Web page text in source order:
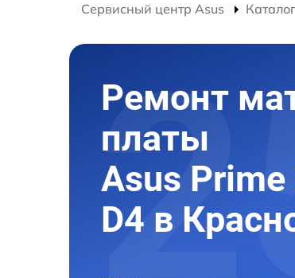
Сервисный центр Asus
Ремонт
платы
Asus
D4 в